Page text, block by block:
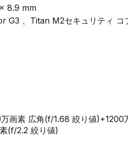
8.9 mm
G3 、Titan M2セキュリティ コ
画素 広角(f/1.68 絞り値
(f/2.2 絞り値)